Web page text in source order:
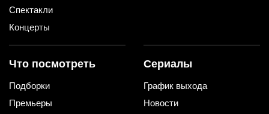
Спектакли
Концерты
Что посмотреть
Подборки
Премьеры
Сериалы
График выхода
Новости